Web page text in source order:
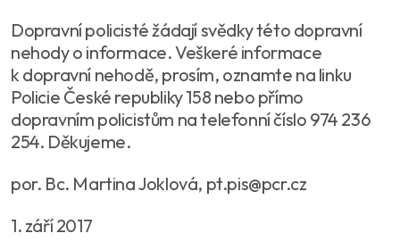
Dopravní policisté žádají svědky této dopravní
nehody o informace. Veškeré informace
k dopravní nehodě, prosím, oznamte na linku
Policie České republiky 158 nebo přímo
dopravním policistům na telefonní číslo 974 236
254. Děkujeme.
por. Bc. Martina Joklová, pt.pis@pcr.cz
1. září 2017